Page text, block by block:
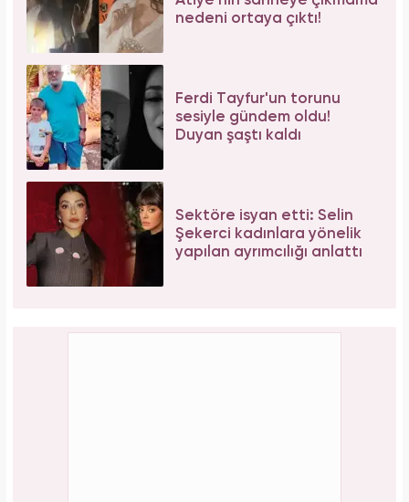
nedeni ortaya çıktı!
Ferdi Tayfur'un torunu
sesiyle gündem oldu!
Duyan şaştı kaldı
Sektöre isyan etti: Selin
Şekerci kadınlara yönelik
yapılan ayrımcılığı anlattı